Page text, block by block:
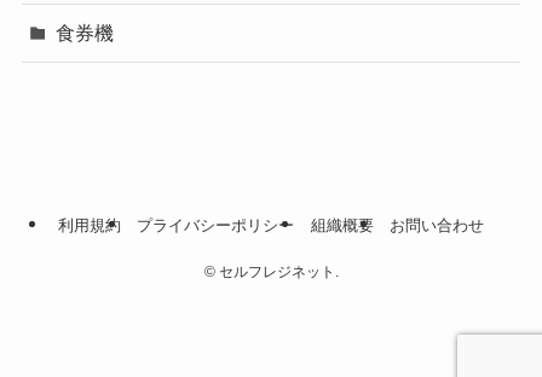
食券機
利用規約 プライバシーポリシー 組織概要 お問い合わせ
©セルフレジネット.